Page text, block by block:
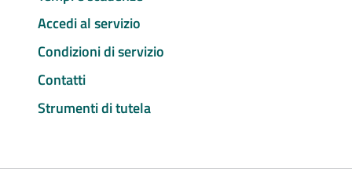
Accedi al servizio
Condizioni di servizio
Contatti
Strumenti di tutela